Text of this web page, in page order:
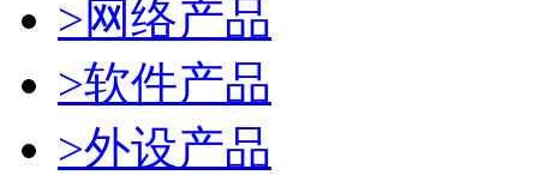
>网络产品
>软件产品
>外设产品